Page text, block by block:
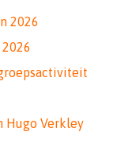
2026
Hugo Verkley